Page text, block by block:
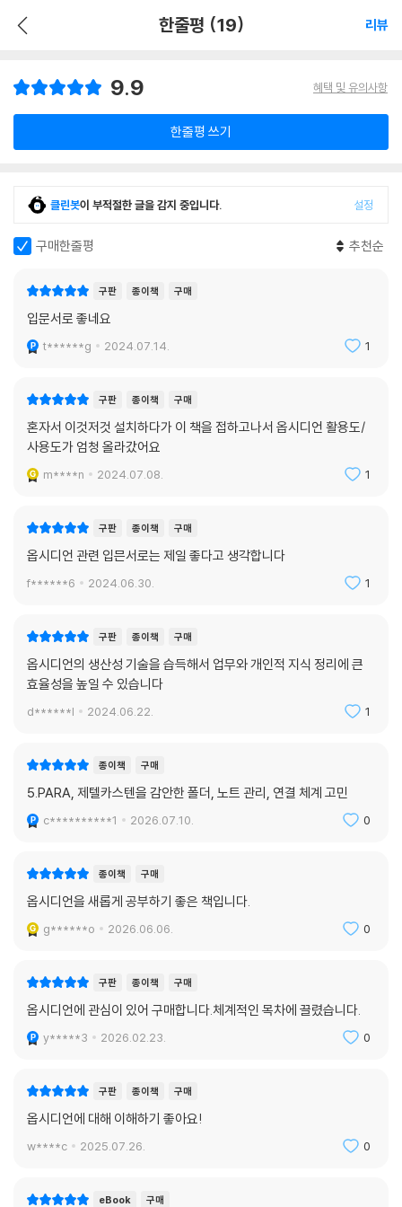
한줄평 (19) 리뷰
9.9 혜택 및 유의사항
한줄평 쓰기
클린봇이 부적절한 글을 감지 중입니다. 설정
구매한줄평 추천순
구판 종이책 구매
입문서로 좋네요
t******g 2024.07.14. 1
구판 종이책 구매
혼자서 이것저것 설치하다가 이 책을 접하고나서 옵시디언 활용도/
사용도가 엄청 올라갔어요
m****n 2024.07.08. 1
구판 종이책 구매
옵시디언 관련 입믄서로는 제일 좋다고 생각합니다
f******6 2024.06.30. 1
구판 종이책 구매
옵시디언의 생산성 기술을 습득해서 업무와 개인적 지식 정리에 큰
효율성을 높일 수 있습니다
d******l 2024.06.22. 1
종이책 구매
5.PARA, 제텔카스텐을 감안한 폴더, 노트 관리, 연결 체계 고민
c**********1 2026.07.10. 0
종이책 구매
옵시디언을 새롭게 공부하기 좋은 책입니다.
g******o 2026.06.06. 0
구판 종이책 구매
옵시디언에 관심이 있어 구매합니다.체계적인 목차에 끌렸습니다.
y*****3 2026.02.23. 0
구판 종이책 구매
옵시디언에 대해 이해하기 좋아요!
w****c 2025.07.26. 0
eBook 구매